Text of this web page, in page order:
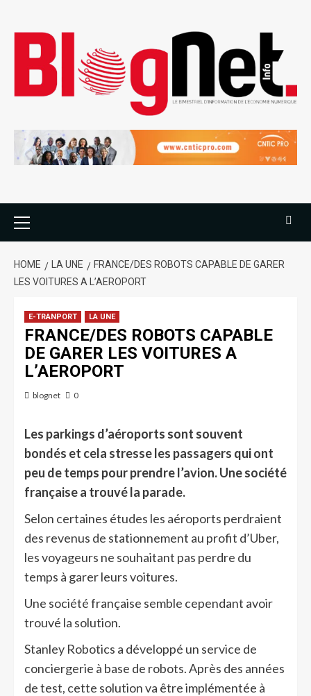
HOME LA UNE
FRANCE/DES ROBOTS CAPABLE DE GARER
LES VOITURES A L’AEROPORT
E-TRANPORT LA UNE
FRANCE/DES ROBOTS CAPABLE
DE GARER LES VOITURES A
L’AEROPORT
blognet 0
Les parkings d’aéroports sont souvent
bondés et cela stresse les passagers qui ont
peu de temps pour prendre l’avion. Une société
française a trouvé la parade.
Selon certaines études les aéroports perdraient
des revenus de stationnement au profit d’Uber,
les voyageurs ne souhaitant pas perdre du
temps à garer leurs voitures.
Une société française semble cependant avoir
trouvé la solution.
Stanley Robotics a développé un service de
conciergerie à base de robots. Après des années
de test, cette solution va être implémentée à